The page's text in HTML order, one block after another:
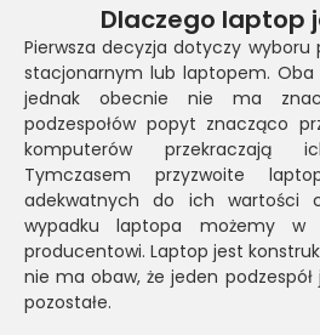
Dlaczego laptop
Pierwsza decyzja dotyczy
stacjonarnym lub laptopem.
jednak obecnie nie ma
podzespołów popyt znacząco
komputerów przekraczają
Tymczasem przyzwoite
adekwatnych do ich wartości
wypadku laptopa możemy w
producentowi. Laptop jest
nie ma obaw, że jeden
pozostałe.